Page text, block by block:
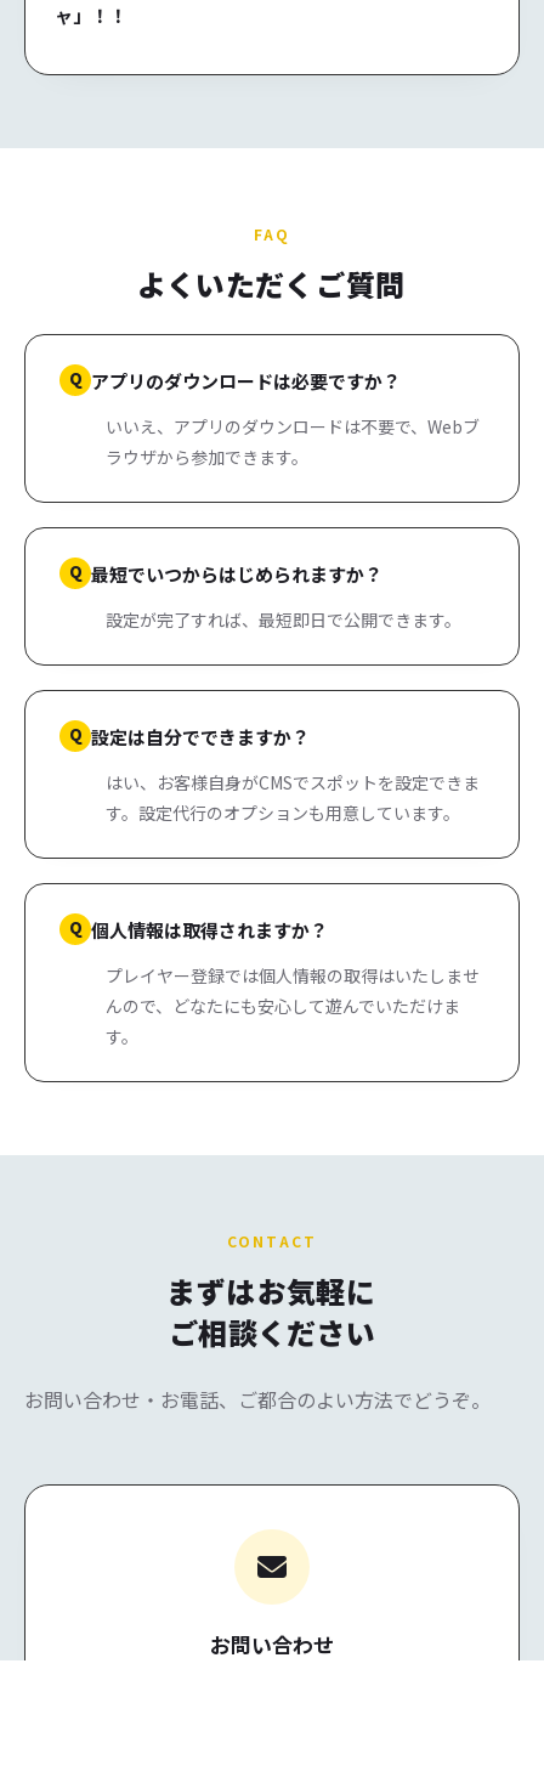
ャ」！！
FAQ
よくいただく ご質問
Q アプリのダウンロードは必要ですか？
いいえ、アプリのダウンロードは不要で、Webブ
ラウザから参加できます。
Q 最短でいつからはじめられますか？
設定が完了すれば、最短即日で公開できます。
Q 設定は自分でできますか？
はい、お客様自身がCMSでスポットを設定できま
す。設定代行のオプションも用意しています。
Q 個人情報は取得されますか？
プレイヤー登録では個人情報の取得はいたしませ
んので、どなたにも安心して遊んでいただけま
す。
CONTACT
まずはお気軽に
ご相談ください
お問い合わせ・お電話、ご都合のよい方法でどうぞ。
お問い合わせ